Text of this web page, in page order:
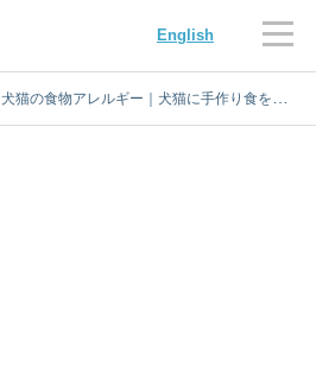
English
犬猫の食物アレルギー｜犬猫に手作り食を与える前に知っておきたいこと